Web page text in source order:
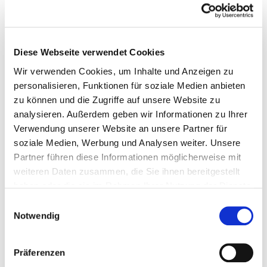
Diese Webseite verwendet Cookies
Wir verwenden Cookies, um Inhalte und Anzeigen zu
personalisieren, Funktionen für soziale Medien anbieten
zu können und die Zugriffe auf unsere Website zu
analysieren. Außerdem geben wir Informationen zu Ihrer
Verwendung unserer Website an unsere Partner für
soziale Medien, Werbung und Analysen weiter. Unsere
Partner führen diese Informationen möglicherweise mit
weiteren Daten zusammen, die Sie ihnen bereitgestellt
Notwendig
Präferenzen
4. Objektleiter schult vor Ort
nicht in einem theoretischen Meeting.
5. Nach 2–3 Tagen wiederholen
Die Wiederholung ist entscheidend. Nach 2–3 Tagen hat
sich der Ablauf gefestigt – oder es sind Fragen
aufgetaucht. Beides ist ein guter Zeitpunkt für eine kurze
Nachschulung.
Mitarbeiter die App problemlos. Der Aufwand pro Person:
circa 15–20 Minuten über eine Woche verteilt.
Onboarding-Prozess: So führst du ältere Mitarbeiter in 5 Schritten ein